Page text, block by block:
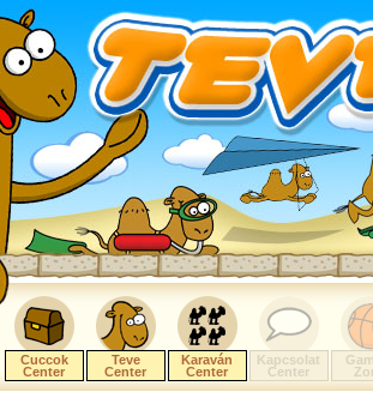
Cuccok
Center
Teve
Center
Karaván
Center
Kapcsolat
Center